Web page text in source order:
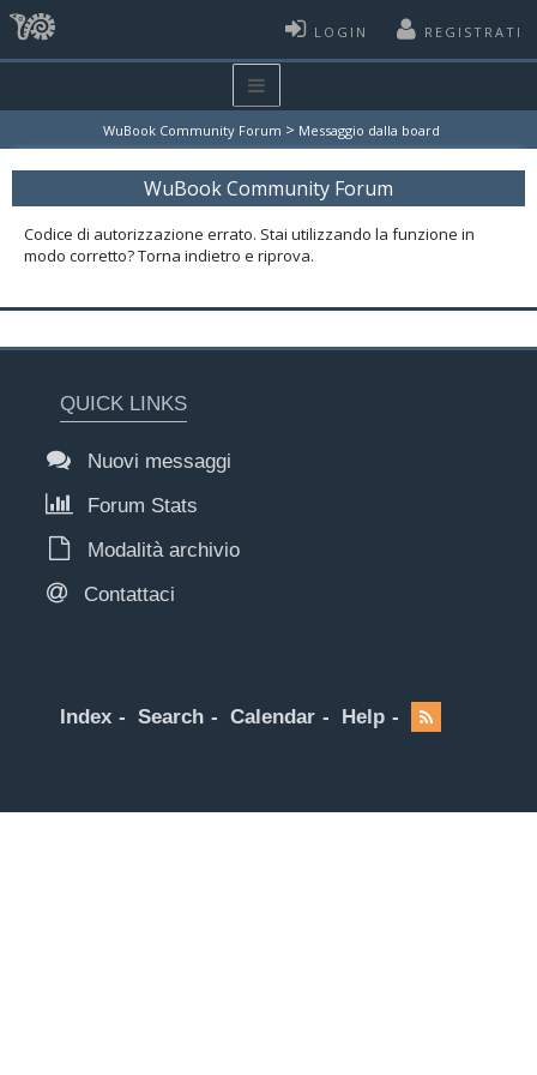
LOGIN REGISTRATI
WuBook Community Forum > Messaggio dalla board
WuBook Community Forum
Codice di autorizzazione errato. Stai utilizzando la funzione in
modo corretto? Torna indietro e riprova.
QUICK LINKS
Nuovi messaggi
Forum Stats
Modalità archivio
Contattaci
Index Search Calendar Help